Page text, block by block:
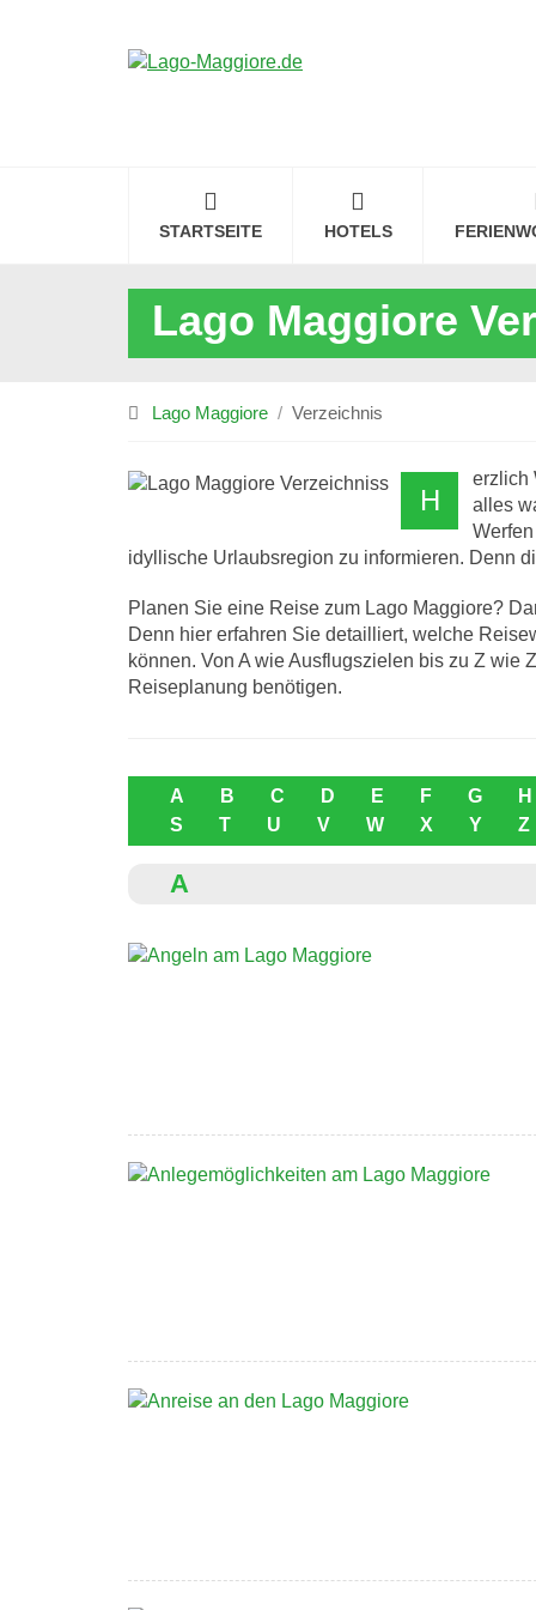
STARTSEITE HOTELS
Lago Maggiore
Lago Maggiore Verzeichnis
H
erzlich
alles
idyllische Urlaubsregion zu informieren. Denn
Planen Sie eine Reise zum Lago Maggiore?
Denn hier erfahren Sie detailliert, welche
können. Von A wie Ausflugszielen bis zu Z wie
Reiseplanung benötigen.
A B C D E F G
H
S
T U V W X Y Z
A